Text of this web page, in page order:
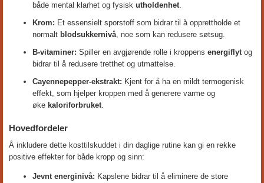
både mental klarhet og fysisk utholdenhet.
Krom: Et essensielt sporstoff som bidrar til å opprettholde et
normalt blodsukkernivå, noe som kan redusere søtsug.
B-vitaminer: Spiller en avgjørende rolle i kroppens energiflytog
bidrar til å redusere tretthet og utmattelse.
Cayennepepper-ekstrakt: Kjent for å ha en mildt termogenisk
effekt, som hjelper kroppen med å generere varme og
øke kaloriforbruket.
Hovedfordeler
Å inkludere dette kosttilskuddet i din daglige rutine kan gi en rekke
positive effekter for både kropp og sinn:
Jevnt energinivå: Kapslene bidrar til å eliminere de store